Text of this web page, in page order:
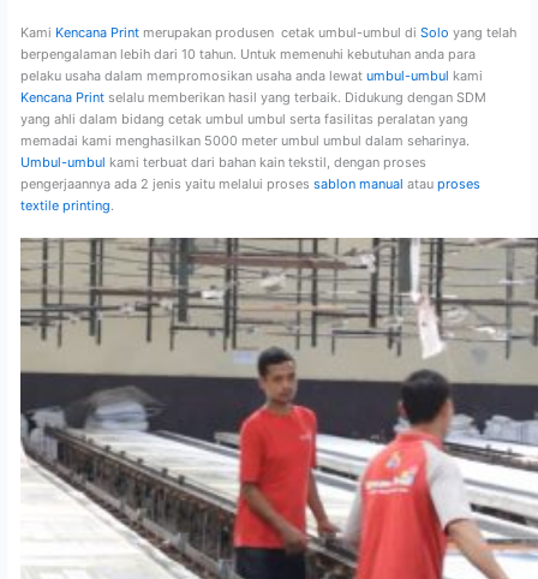
Kami Kencana Printmerupakan produsen cetak umbul-umbul di Solo yang telah
berpengalaman lebih dari 10 tahun. Untuk memenuhi kebutuhan anda para
pelaku usaha dalam mempromosikan usaha anda lewat umbul-umbul kami
Kencana Printselalu memberikan hasil yang terbaik. Didukung dengan SDM
yang ahli dalam bidang cetak umbul umbul serta fasilitas peralatan yang
memadai kami menghasilkan 5000 meter umbul umbul dalam seharinya.
Umbul-umbul kami terbuat dari bahan kain tekstil, dengan proses
pengerjaannya ada 2 jenis yaitu melalui proses sablon manual atau proses
textile printing.